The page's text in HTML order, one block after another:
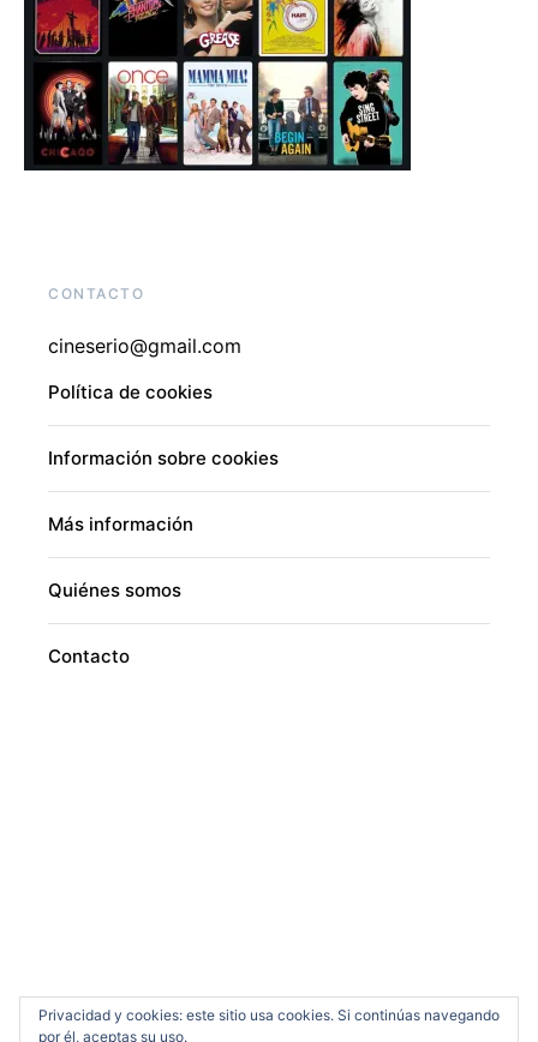
CONTACTO
cineserio@gmail.com
Política de cookies
Información sobre cookies
Más información
Quiénes somos
Contacto
Privacidad y cookies: este sitio usa cookies. Si continúas navegando
por él, aceptas su uso.